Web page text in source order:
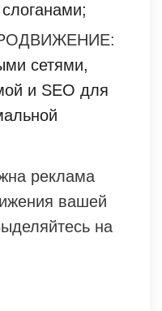
сетями,
и SEO для
реклама
вашей
на